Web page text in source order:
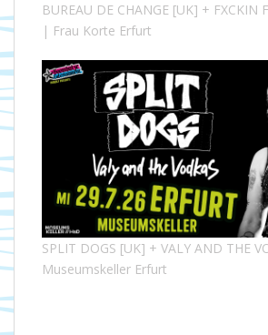
BUREAU DE CHANGE [UK] + FXCKIN
| Frau Korte Erfurt
SPLIT DOGS [UK] + VALY AND THE
Museumskeller Erfurt